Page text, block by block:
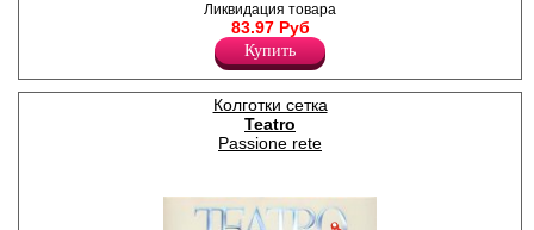
трусиков, мягкий пояс,
мысочки в мелкую сетку.
Лайкра 10%
Полиамид 90%
Ликвидация товара
83.97 Руб
Купить
Колготки сетка
Teatro
Passione rete